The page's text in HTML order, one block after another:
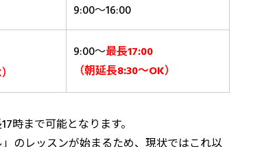
9:00～16:00
9:00～最長17:00
（朝延長8:30～OK）
時まで可能となります。
のレッスンが始まるため、現状ではこれ以